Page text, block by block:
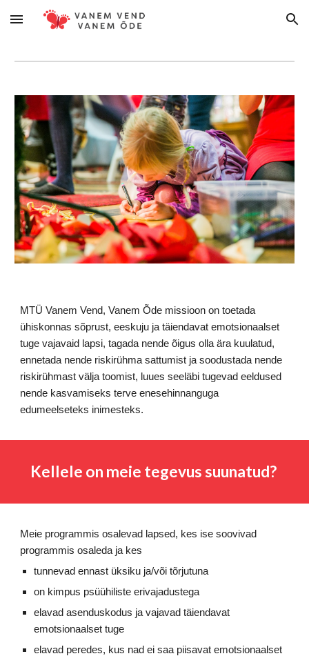
Skip to main content Skip to navigation
MTÜ Vanem Vend, Vanem Õde missioon on toetada
ühiskonnas sõprust, eeskuju ja täiendavat emotsionaalset
tuge vajavaid lapsi, tagada nende õigus olla ära kuulatud,
ennetada nende riskirühma sattumist ja soodustada nende
riskirühmast välja toomist, luues seeläbi tugevad eeldused
nende kasvamiseks terve enesehinnanguga
edumeelseteks inimesteks.
Kellele on meie tegevus suunatud?
Meie programmis osalevad lapsed, kes ise soovivad
programmis osaleda ja kes
tunnevad ennast üksiku ja/või tõrjutuna
on kimpus psüühiliste erivajadustega
elavad asenduskodus ja vajavad täiendavat
emotsionaalset tuge
elavad peredes, kus nad ei saa piisavat emotsionaalset